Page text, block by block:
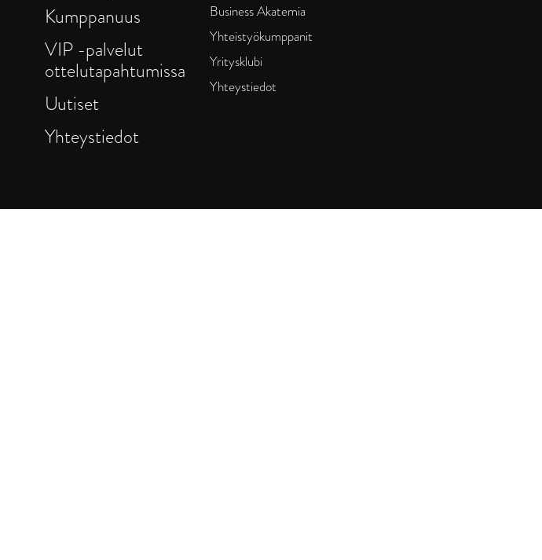
Kumppanuus
VIP -palvelut
ottelutapahtumissa
Uutiset
Yhteystiedot
Business Akatemia
Yhteistyökumppanit
Yritysklubi
Yhteystiedot